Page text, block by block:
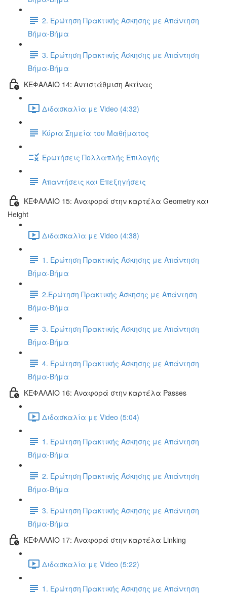
2. Ερώτηση Πρακτικής Άσκησης με Απάντηση
Βήμα-Βήμα
3. Ερώτηση Πρακτικής Άσκησης με Απάντηση
Βήμα-Βήμα
ΚΕΦΑΛΑΙΟ 14: Αντιστάθμιση Ακτίνας
Διδασκαλία με Video (4:32)
Κύρια Σημεία του Μαθήματος
Ερωτήσεις Πολλαπλής Επιλογής
Απαντήσεις και Επεξηγήσεις
ΚΕΦΑΛΑΙΟ 15: Αναφορά στην καρτέλα Geometry και
Height
Διδασκαλία με Video (4:38)
1. Ερώτηση Πρακτικής Άσκησης με Απάντηση
Βήμα-Βήμα
2.Ερώτηση Πρακτικής Άσκησης με Απάντηση
Βήμα-Βήμα
3. Ερώτηση Πρακτικής Άσκησης με Απάντηση
Βήμα-Βήμα
4. Ερώτηση Πρακτικής Άσκησης με Απάντηση
Βήμα-Βήμα
ΚΕΦΑΛΑΙΟ 16: Αναφορά στην καρτέλα Passes
Διδασκαλία με Video (5:04)
1. Ερώτηση Πρακτικής Άσκησης με Απάντηση
Βήμα-Βήμα
2. Ερώτηση Πρακτικής Άσκησης με Απάντηση
Βήμα-Βήμα
3. Ερώτηση Πρακτικής Άσκησης με Απάντηση
Βήμα-Βήμα
ΚΕΦΑΛΑΙΟ 17: Αναφορά στην καρτέλα Linking
Διδασκαλία με Video (5:22)
1. Ερώτηση Πρακτικής Άσκησης με Απάντηση